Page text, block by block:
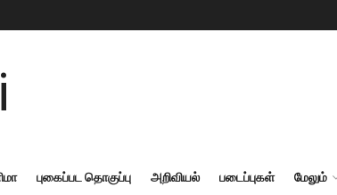
புகைப்பட தொகுப்பு அறிவியல் படைப்புகள் மேலும்